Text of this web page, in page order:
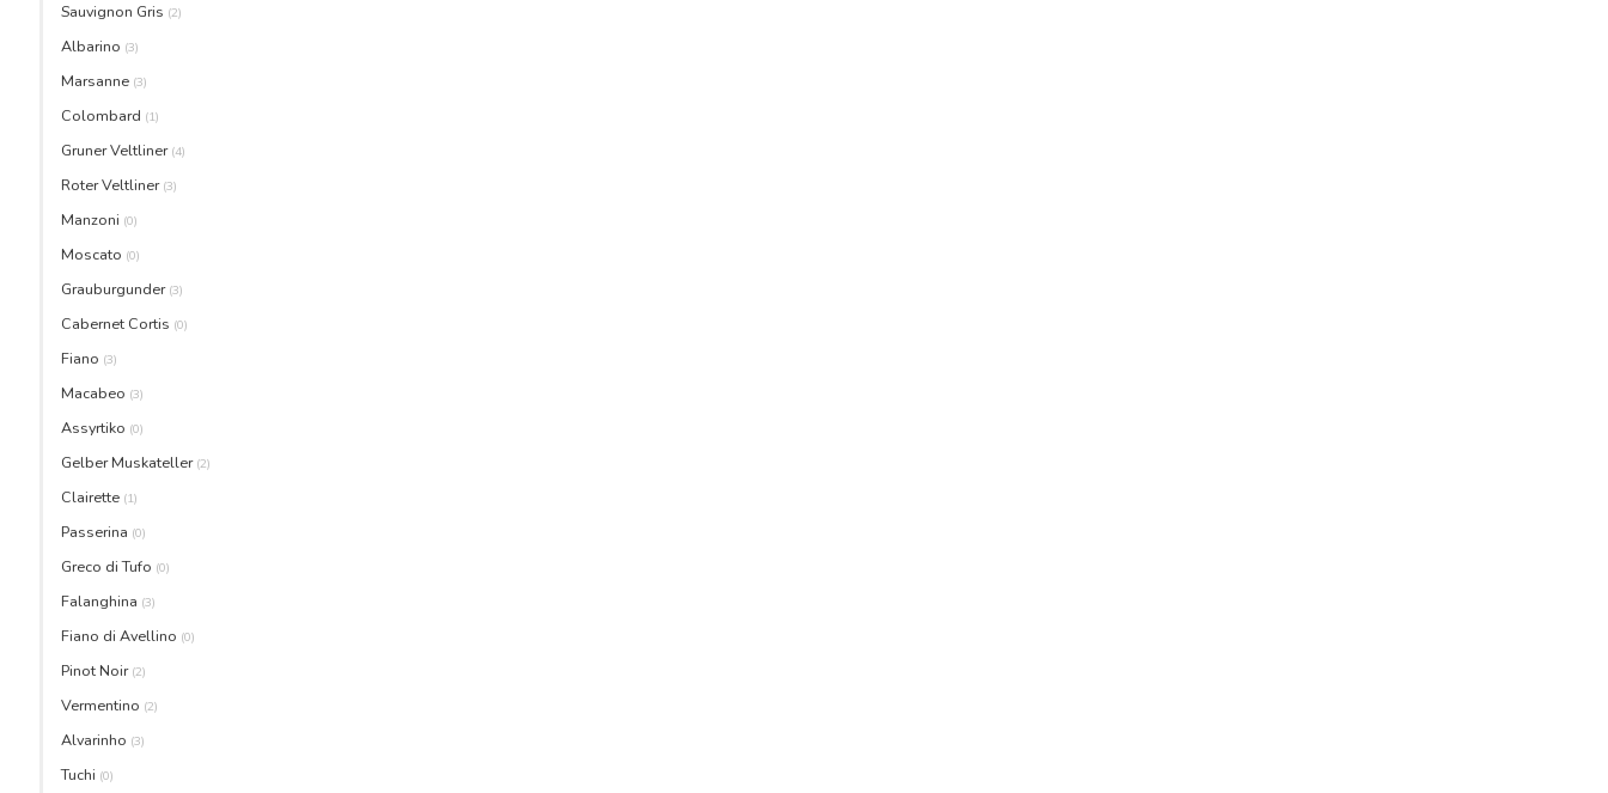
Sauvignon Gris (2)
Albarino (3)
Marsanne (3)
Colombard (1)
Gruner Veltliner (4)
Roter Veltliner (3)
Manzoni (0)
Moscato (0)
Grauburgunder (3)
Cabernet Cortis (0)
Fiano (3)
Macabeo (3)
Assyrtiko (0)
Gelber Muskateller (2)
Clairette (1)
Passerina (0)
Greco di Tufo (0)
Falanghina (3)
Fiano di Avellino (0)
Pinot Noir (2)
Vermentino (2)
Alvarinho (3)
Tuchi (0)